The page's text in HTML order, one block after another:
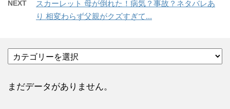
NEXT
スカーレット 母が倒れた！病気？事故？ネタバレあ
り 相変わらず父親がクズすぎて...
テ
リ
まだデータがありません。